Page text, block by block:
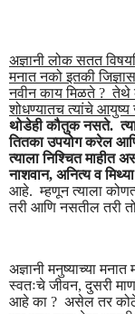
अज्ञानी लोक सतत
मनात नको इतकी
नवीन काय मिळते ? तेथे
शोधण्यातच त्यांचे आयुष्य
थोडेही कौतुक नसते.
तितका उपयोग करेल
त्याला निश्चित माहीत
नाशवान, अनित्य व
आहे. म्हणून त्याला
तरी आणि नसतील तरी
अज्ञानी मनुष्याच्या
स्वतःचे जीवन, दुसरी
आहे का ? असेल तर